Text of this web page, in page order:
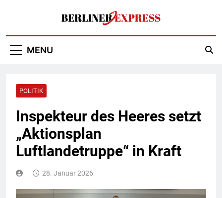
Berliner Express
MENU
POLITIK
Inspekteur des Heeres setzt
„Aktionsplan
Luftlandetruppe“ in Kraft
28. Januar 2026